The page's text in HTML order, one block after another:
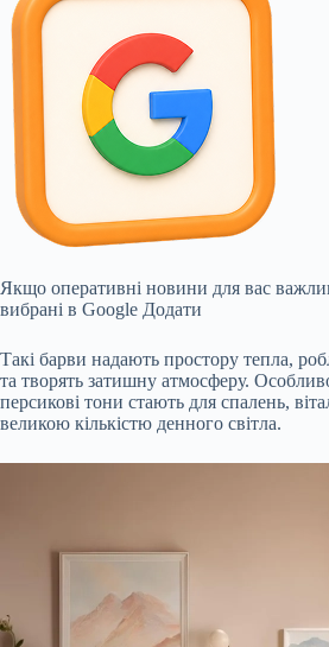
Якщо оперативні новини для вас
вибрані в Google Додати
Такі барви надають простору тепла,
та творять затишну атмосферу.
персикові тони стають для спалень,
великою кількістю денного світла.